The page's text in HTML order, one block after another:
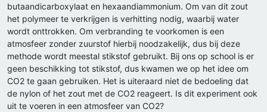
butaandicarboxylaat en hexaandiammonium. Om van dit zout
het polymeer te verkrijgen is verhitting nodig, waarbij water
wordt onttrokken. Om verbranding te voorkomen is een
atmosfeer zonder zuurstof hierbij noodzakelijk, dus bij deze
methode wordt meestal stikstof gebruikt. Bij ons op school is er
geen beschikking tot stikstof, dus kwamen we op het idee om
CO2 te gaan gebruiken. Het is uiteraard niet de bedoeling dat
de nylon of het zout met de CO2 reageert. Is dit experiment ook
uit te voeren in een atmosfeer van CO2?